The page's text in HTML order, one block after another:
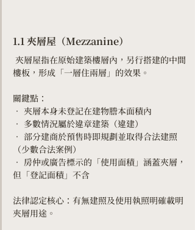
1.1 夾層屋（Mezzanine）
夾層屋指在原始建築樓層內，另行搭建的中間
樓板，形成「一層住兩層」的效果。
關鍵點：
• 夾層本身未登記在建物謄本面積內
• 多數情況屬於違章建築（違建）
• 部分建商於預售時即規劃並取得合法建照
（少數合法案例）
• 房仲或廣告標示的「使用面積」涵蓋夾層，
但「登記面積」不含
法律認定核心：有無建照及使用執照明確載明
夾層用途。